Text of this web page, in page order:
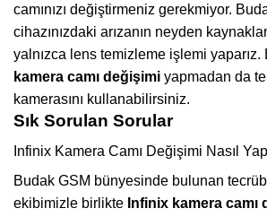
camınızı değiştirmeniz gerekmiyor.
cihazınızdaki arızanın neyden
yalnızca lens temizleme işlemi yaparız.
kamera camı değişimi yapmadan da
kamerasını kullanabilirsiniz.
Sık Sorulan Sorular
Infinix Kamera Camı Değişimi Nasıl
Budak GSM bünyesinde bulunan
ekibimizle birlikte Infinix kamera camı